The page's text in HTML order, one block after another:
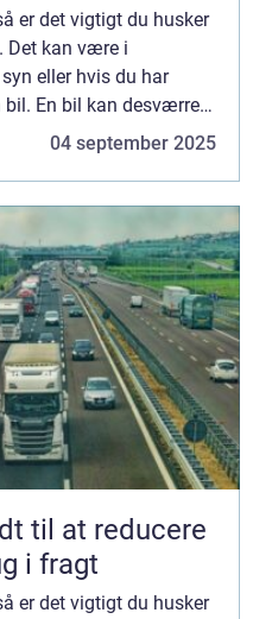
er det vigtigt du husker
Det kan være i
eller hvis du har
En bil kan desværre
tid, særligt hvis du
04 september 2025
til at reducere
i fragt
er det vigtigt du husker